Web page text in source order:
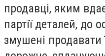
продавці, яким
партії деталей, до
змушені продавати